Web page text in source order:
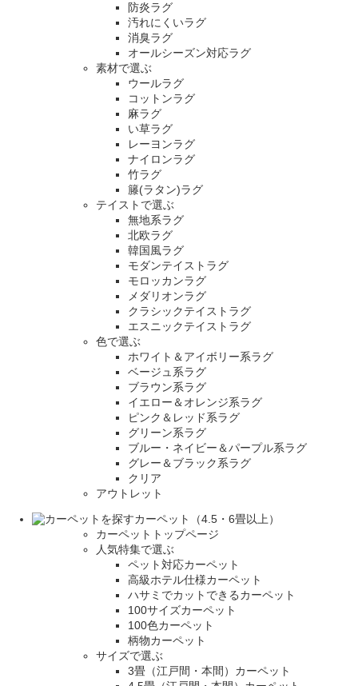
防炎ラグ
汚れにくいラグ
消臭ラグ
オールシーズン対応ラグ
素材で選ぶ
ウールラグ
コットンラグ
麻ラグ
い草ラグ
レーヨンラグ
ナイロンラグ
竹ラグ
籐(ラタン)ラグ
テイストで選ぶ
無地系ラグ
北欧ラグ
韓国風ラグ
モダンテイストラグ
モロッカンラグ
メダリオンラグ
クラシックテイストラグ
エスニックテイストラグ
色で選ぶ
ホワイト＆アイボリー系ラグ
ベージュ系ラグ
ブラウン系ラグ
イエロー＆オレンジ系ラグ
ピンク＆レッド系ラグ
グリーン系ラグ
ブルー・ネイビー＆パープル系ラグ
グレー＆ブラック系ラグ
クリア
アウトレット
カーペット（4.5・6畳以上）
カーペットトップページ
人気特集で選ぶ
ペット対応カーペット
高級ホテル仕様カーペット
ハサミでカットできるカーペット
100サイズカーペット
100色カーペット
柄物カーペット
サイズで選ぶ
3畳（江戸間・本間）カーペット